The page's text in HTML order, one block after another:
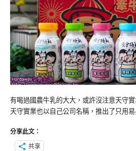
有喝過國農牛乳的大大，或許沒注意天守
天守實業也以自己公司名稱，推出了只用
分享此文：
共享